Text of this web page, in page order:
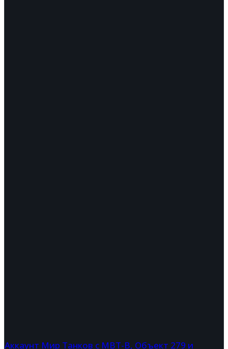
Аккаунт Мир Танков с MBT-B, Объект 279 и